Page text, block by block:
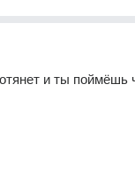
и ты поймёшь